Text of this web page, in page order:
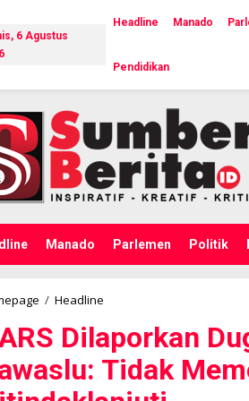
6 Agustus
Headline Manado
Pendidikan
Manado Parlemen Politik
/ Headline
R
S
D
l
Dilaporkan
Tidak